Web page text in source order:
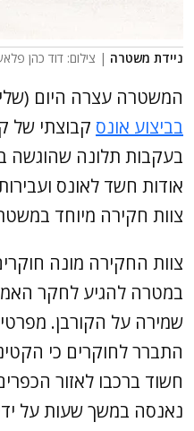
ניידת משטרה | צילום: דוד כהן פלאש
המשטרה עצרה היום
בביצוע אונס
בעקבות תלונה שהוגשה
אודות חשד לאונס
צוות חקירה מיוחד
צוות החקירה מונה
במטרה להגיע לחקר
שמירה על הקורבן.
התברר לחוקרים כי
חשוד ברכבו לאזור
נאנסה במשך שעות על